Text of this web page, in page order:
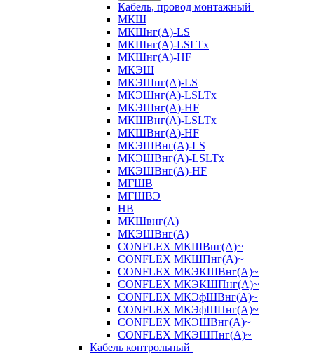
Кабель, провод монтажный
МКШ
МКШнг(А)-LS
МКШнг(А)-LSLTx
МКШнг(А)-HF
МКЭШ
МКЭШнг(А)-LS
МКЭШнг(А)-LSLTx
МКЭШнг(А)-HF
МКШВнг(A)-LSLTx
МКШВнг(А)-HF
МКЭШВнг(А)-LS
МКЭШВнг(A)-LSLTx
МКЭШВнг(А)-HF
МГШВ
МГШВЭ
НВ
МКШвнг(А)
МКЭШВнг(А)
CONFLEX МКШВнг(А)~
CONFLEX МКШПнг(А)~
CONFLEX МКЭКШВнг(А)~
CONFLEX МКЭКШПнг(А)~
CONFLEX МКЭфШВнг(А)~
CONFLEX МКЭфШПнг(А)~
CONFLEX МКЭШВнг(А)~
CONFLEX МКЭШПнг(А)~
Кабель контрольный